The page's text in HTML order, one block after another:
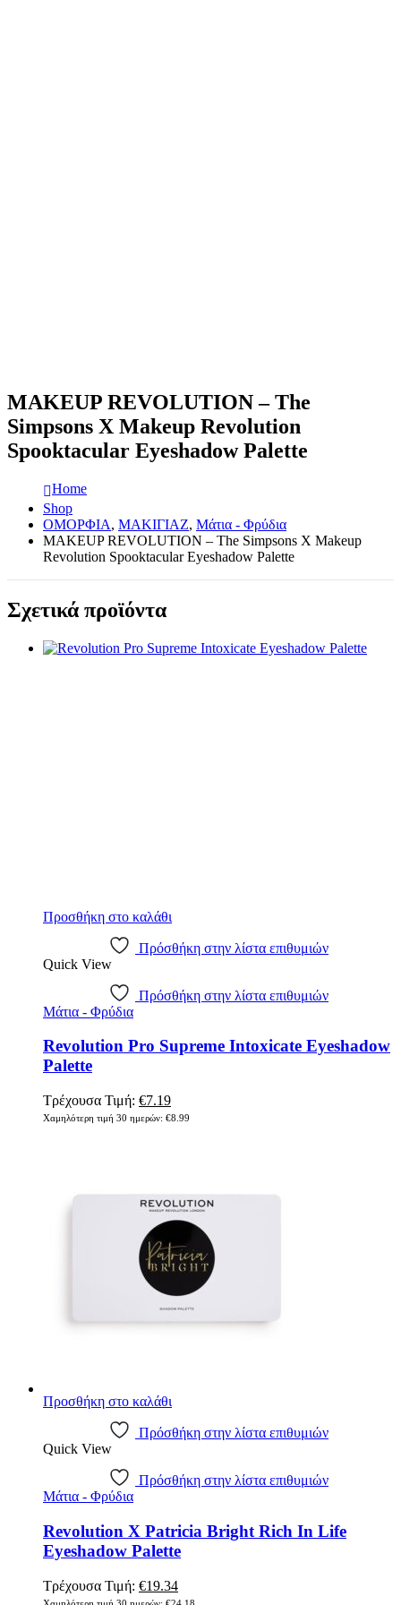
MAKEUP REVOLUTION – The
Simpsons X Makeup Revolution
Spooktacular Eyeshadow Palette
Home
Shop
ΟΜΟΡΦΙΑ, ΜΑΚΙΓΙΑΖ, Μάτια - Φρύδια
MAKEUP REVOLUTION – The Simpsons X Makeup
Revolution Spooktacular Eyeshadow Palette
Σχετικά προϊόντα
Προσθήκη στο καλάθι
Πρόσθήκη στην λίστα επιθυμιών
Quick View
Πρόσθήκη στην λίστα επιθυμιών
Μάτια - Φρύδια
Revolution Pro Supreme Intoxicate Eyeshadow
Palette
Τρέχουσα Τιμή: Original
price
€7.19Η
τρέχουσα
Χαμηλότερη τιμή 30 ημερών: €8.99
Προσθήκη στο καλάθι
Πρόσθήκη στην λίστα επιθυμιών
Quick View
Πρόσθήκη στην λίστα επιθυμιών
Μάτια - Φρύδια
Revolution X Patricia Bright Rich In Life
Eyeshadow Palette
Τρέχουσα Τιμή: Original
price
€19.34Η
τρέχουσα
Χαμηλότερη τιμή 30 ημερών: €24.18